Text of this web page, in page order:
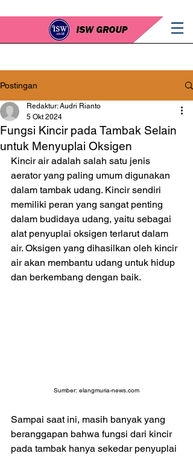
Postingan
Fungsi Kincir pada Tambak Selain
untuk Menyuplai Oksigen
Redaktur: Audri Rianto
5 Okt 2024
Kincir air adalah salah satu jenis
aerator yang paling umum digunakan
dalam tambak udang. Kincir sendiri
memiliki peran yang sangat penting
dalam budidaya udang, yaitu sebagai
alat penyuplai oksigen terlarut dalam
air. Oksigen yang dihasilkan oleh kincir
air akan membantu udang untuk hidup
dan berkembang dengan baik.
Sumber: elangmuria-news.com
Sampai saat ini, masih banyak yang
beranggapan bahwa fungsi dari kincir
pada tambak hanya sekedar penyuplai